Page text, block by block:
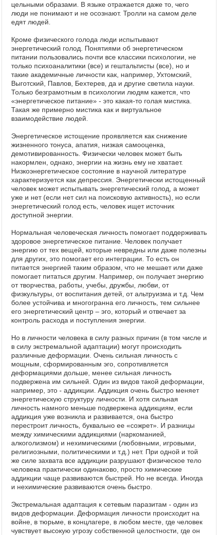
цельными образами. В языке отражается даже то, чего
люди не понимают и не осознают. Тролли на самом деле
едят людей.
Кроме физического голода люди испытывают
энергетический голод. Понятиями об энергетическом
питании пользовались почти все классики психологии, не
только психоаналитики (все) и гештальтисты (все), но и
такие академичные личности как, например, Ухтомский,
Выготский, Павлов, Бехтерев, да и другие светила науки.
Только безграмотным в психологии людям кажется, что
«энергетическое питание» - это какая-то голая мистика.
Такая же примерно мистика как и виртуальное
взаимодействие людей.
Энергетическое истощение проявляется как снижение
жизненного тонуса, апатия, низкая самооценка,
демотивированность. Физически человек может быть
накормлен, однако, энергии на жизнь ему не хватает.
Низкоэнергетическое состояние в научной литературе
характеризуется как депрессия. Энергетически истощенный
человек может испытывать энергетический голод, а может
уже и нет (если нет сил на поисковую активность), но если
энергетический голод есть, человек ищет источник
доступной энергии.
Нормальная человеческая личность помогает поддерживать
здоровое энергетическое питание. Человек получает
энергию от тех вещей, которые невредны или даже полезны
для других, это помогает его интеграции. То есть он
питается энергией таким образом, что не мешает или даже
помогает питаться другим. Например, он получает энергию
от творчества, работы, учебы, дружбы, любви, от
физкультуры, от воспитания детей, от альтруизма и т.д. Чем
более устойчива и многогранна его личность, тем сильнее
его энергетический центр – эго, который и отвечает за
контроль расхода и поступления энергии.
Но в личности человека в силу разных причин (в том числе и
в силу экстремальной адаптации) могут происходить
различные деформации. Очень сильная личность с
мощным, сформированным эго, сопротивляется
деформациями дольше, менее сильная личность
подвержена им сильней. Один из видов такой деформации,
например, это - аддикции. Аддикция очень быстро меняет
энергетическую структуру личности. И хотя сильная
личность намного меньше подвержена аддикциям, если
аддикция уже возникла и развивается, она быстро
перестроит личность, буквально ее «сожрет». И разницы
между химическими аддикциями (наркоманией,
алкоголизмом) и нехимическими (любовными, игровыми,
религиозными, политическими и т.д.) нет. При одной и той
же силе захвата все аддикции разрушают физическое тело
человека практически одинаково, просто химические
аддикции чаще развиваются быстрей. Но не всегда. Иногда
и нехимические развиваются очень быстро.
Экстремальная адаптация к сетевым паразитам - один из
видов деформации. Деформация личности происходит на
войне, в тюрьме, в концлагере, в любом месте, где человек
чувствует высокую угрозу собственной целостности, где он